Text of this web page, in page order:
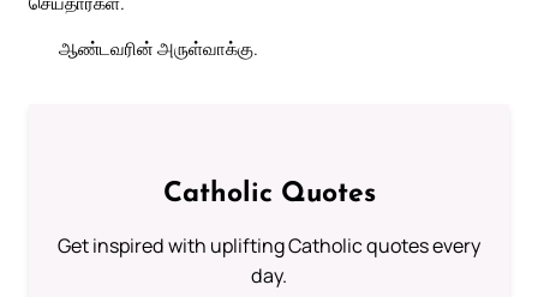
ஆண்டவரின் அருள்வாக்கு.
Catholic Quotes
Get inspired with uplifting Catholic quotes every
day.